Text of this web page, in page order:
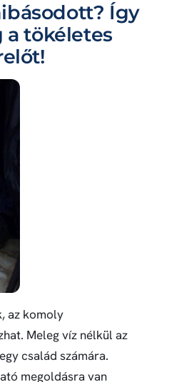
Így
a tökéletes
az komoly
Meleg víz nélkül az
család számára.
megoldásra van